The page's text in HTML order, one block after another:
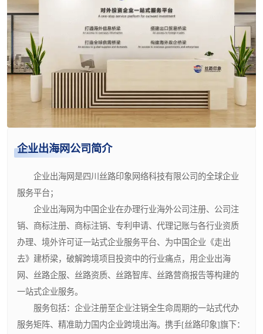
企业出海网公司简介
企业出海网是四川丝路印象网络科技有限公司的全球企业
服务平台；
企业出海网为中国企业在办理行业海外公司注册、公司注
销、商标注册、商标注销、专利申请、代理记账与各行业资质
办理、境外许可证一站式企业服务平台、为中国企业《走出
去》建桥梁，破解跨境项目投资中的行业痛点，用企业出海
网、丝路企服、丝路资质、丝路智库、丝路营商报告等构建的
一站式企业服务。
服务包括：企业注册至企业注销全生命周期的一站式代办
服务矩阵、精准助力国内企业跨境出海。携手[丝路印象]旗下：